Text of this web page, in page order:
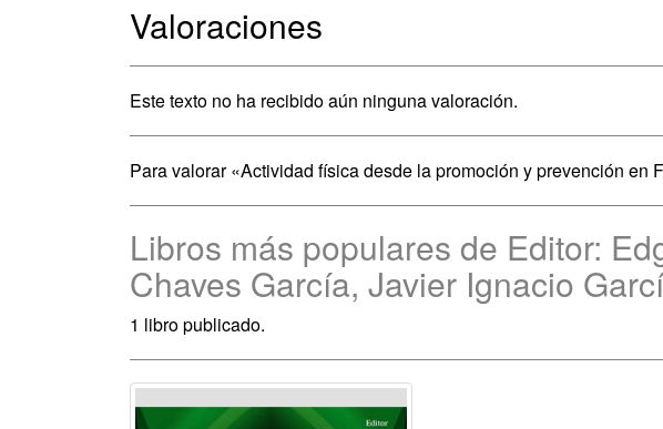
Valoraciones
Este texto no ha recibido aún ninguna valoración.
Para valorar «Actividad física desde la promoción y prevención en
Libros más populares de Editor:
Chaves García, Javier Ignacio
1 libro publicado.